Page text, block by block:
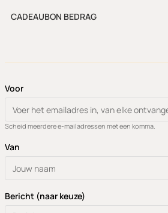
CADEAUBON BEDRAG
Voor
Scheid meerdere e-mailadressen met een komma.
Van
Bericht (naar keuze)